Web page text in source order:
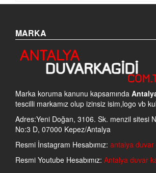
MARKA
Marka koruma kanunu kapsamında
tescilli markamız olup izinsiz isim,logo vb
Adres:Yeni Doğan, 3106. Sk. menzil sitesi
No:3 D, 07000 Kepez/Antalya
Resmi İnstagram Hesabımız: antalya duvar
Resmi Youtube Hesabımız: Antalya duvar